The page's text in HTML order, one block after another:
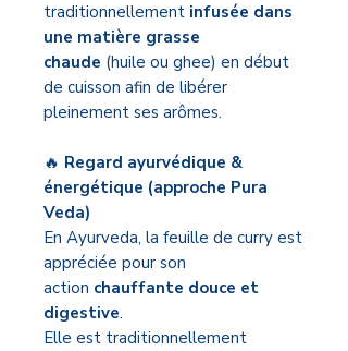
traditionnellement infusée dans
une matière grasse
chaude (huile ou ghee) en début
de cuisson afin de libérer
pleinement ses arômes.
🔥 Regard ayurvédique &
énergétique (approche Pura
Veda)
En Ayurveda, la feuille de curry est
appréciée pour son
action chauffante douce et
digestive.
Elle est traditionnellement